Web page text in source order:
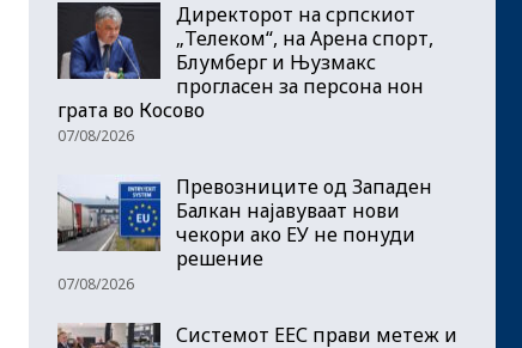
Директорот на српскиот
„Телеком“, на Арена спорт,
Блумберг и Њузмакс
прогласен за персона нон
грата во Косово
07/08/2026
Превозниците од Западен
Балкан најавуваат нови
чекори ако ЕУ не понуди
решение
07/08/2026
Системот ЕЕС прави метеж и